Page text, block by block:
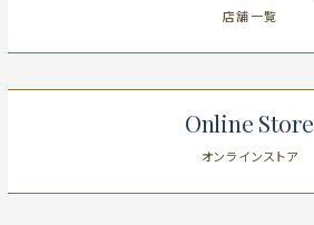
店舗一覧
Online Store
オンラインストア